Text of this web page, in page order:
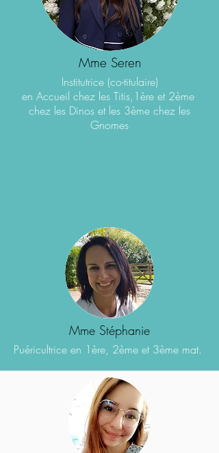
Mme Seren
Institutrice (co-titulaire)
en Accueil chez les Titis,1ère et 2ème
chez les Dinos et les 3ème chez les
Gnomes
Mme Stéphanie
Puéricultrice en 1ère, 2ème et 3ème mat.